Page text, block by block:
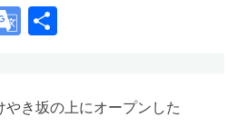
Google
共
き坂の上にオープンした